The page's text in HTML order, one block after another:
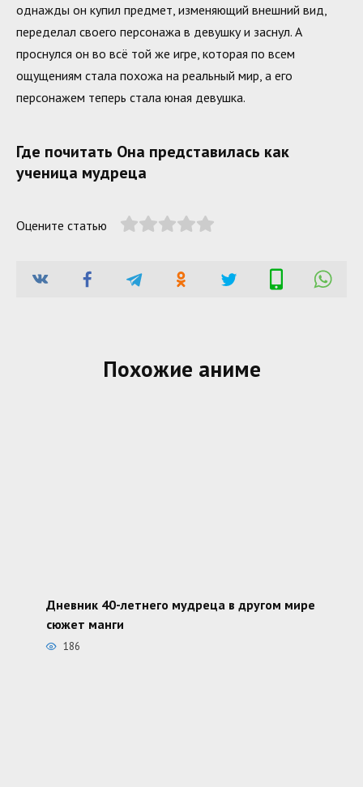
однажды он купил предмет, изменяющий внешний вид,
переделал своего персонажа в девушку и заснул. А
проснулся он во всё той же игре, которая по всем
ощущениям стала похожа на реальный мир, а его
персонажем теперь стала юная девушка.
Где почитать Она представилась как
ученица мудреца
Оцените статью
Похожие аниме
Дневник 40-летнего мудреца в другом мире
сюжет манги
186